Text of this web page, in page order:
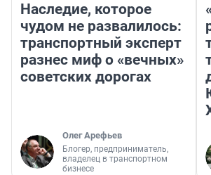
Наследие, которое
чудом не развалилось:
транспортный эксперт
разнес миф о «вечных»
советских дорогах
Олег Арефьев
Блогер, предприниматель,
владелец в транспортном
бизнесе